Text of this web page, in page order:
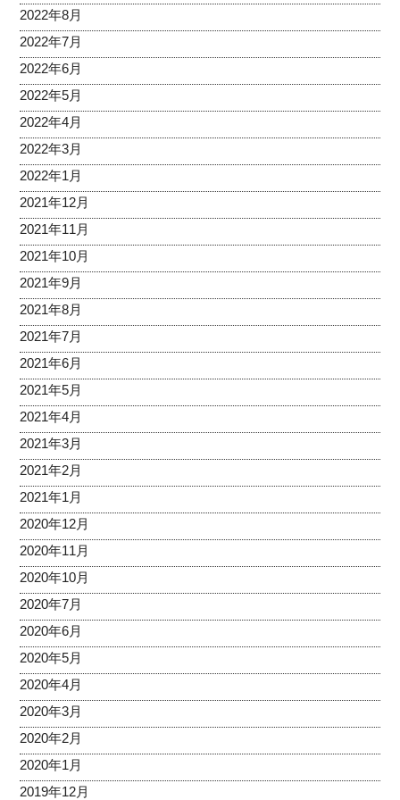
2022年8月
2022年7月
2022年6月
2022年5月
2022年4月
2022年3月
2022年1月
2021年12月
2021年11月
2021年10月
2021年9月
2021年8月
2021年7月
2021年6月
2021年5月
2021年4月
2021年3月
2021年2月
2021年1月
2020年12月
2020年11月
2020年10月
2020年7月
2020年6月
2020年5月
2020年4月
2020年3月
2020年2月
2020年1月
2019年12月